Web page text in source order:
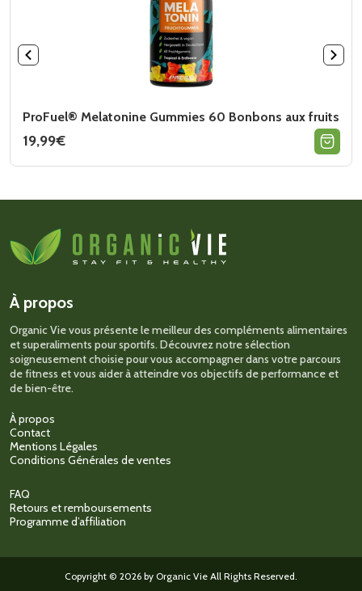
ProFuel® Melatonine Gummies 60 Bonbons aux fruits
19,99€
À propos
Organic Vie vous présente le meilleur des compléments alimentaires
et superaliments pour sportifs. Découvrez notre sélection
soigneusement choisie pour vous accompagner dans votre parcours
de fitness et vous aider à atteindre vos objectifs de performance et
de bien-être.
À propos
Contact
Mentions Légales
Conditions Générales de ventes
FAQ
Retours et remboursements
Programme d’affiliation
Copyright © 2026 by Organic Vie All Rights Reserved.